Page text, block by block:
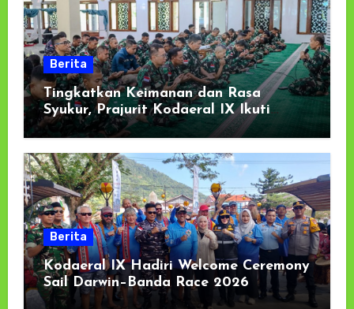
Berita
Tingkatkan Keimanan dan Rasa
Syukur, Prajurit Kodaeral IX Ikuti
Kauseri Agama Secara Virtual
Berita
Kodaeral IX Hadiri Welcome Ceremony
Sail Darwin–Banda Race 2026